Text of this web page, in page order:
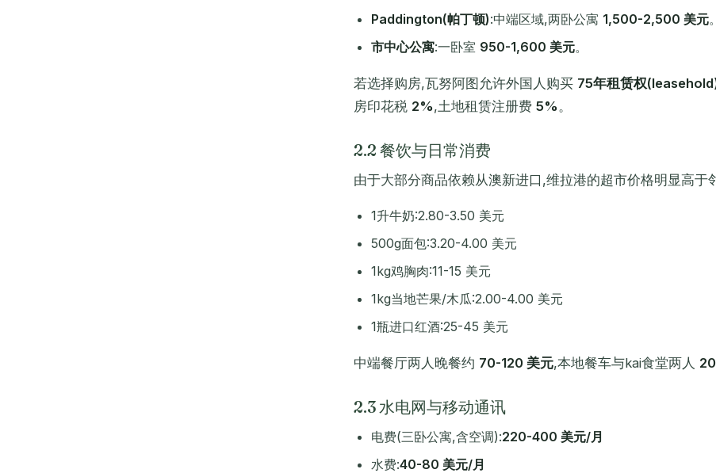
Paddington(帕丁顿):中端区域,两卧公寓 1,500-2,500 美元。
市中心公寓:一卧室 950-1,600 美元。
若选择购房,瓦努阿图允许外国人购买 75年租赁权
房印花税 2%,土地租赁注册费 5%。
2.2 餐饮与日常消费
由于大部分商品依赖从澳新进口,维拉港的超市价格明显高于
1升牛奶:2.80-3.50 美元
500g面包:3.20-4.00 美元
1kg鸡胸肉:11-15 美元
1kg当地芒果/木瓜:2.00-4.00 美元
1瓶进口红酒:25-45 美元
中端餐厅两人晚餐约 70-120 美元,本地餐车与kai食堂两人
2.3 水电网与移动通讯
电费(三卧公寓,含空调):220-400 美元/月
水费:40-80 美元/月